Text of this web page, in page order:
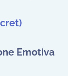
Emotiva